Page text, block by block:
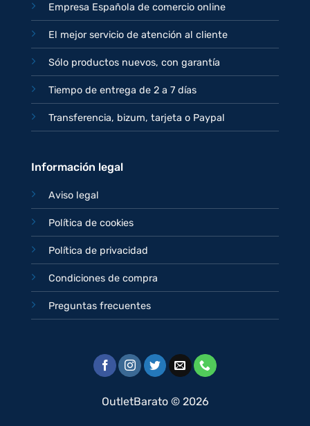
Empresa Española de comercio online
El mejor servicio de atención al cliente
Sólo productos nuevos, con garantía
Tiempo de entrega de 2 a 7 días
Transferencia, bizum, tarjeta o Paypal
Información legal
Aviso legal
Política de cookies
Política de privacidad
Condiciones de compra
Preguntas frecuentes
OutletBarato © 2026